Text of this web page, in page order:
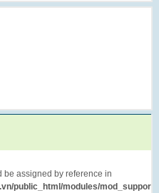
be assigned by reference in
public_html/modules/mod_suppor